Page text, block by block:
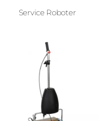
Service Roboter